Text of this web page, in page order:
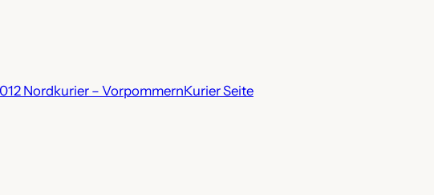
Nordkurier – VorpommernKurier Seite